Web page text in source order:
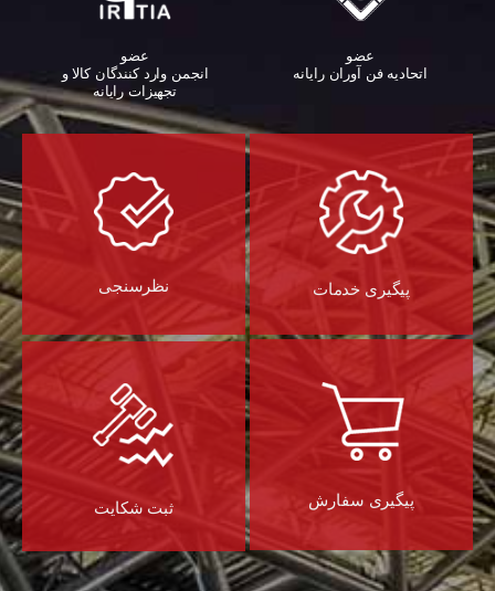
عضو
اتحادیه فن آوران رایانه
عضو
انجمن وارد کنندگان کالا و
تجهیزات رایانه‌
پیگیری خدمات نظرسنجی
پیگیری سفارش ثبت شکایت